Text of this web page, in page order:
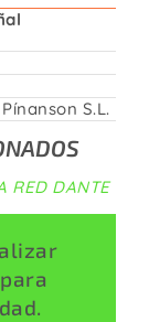
S.L.
RED DANTE